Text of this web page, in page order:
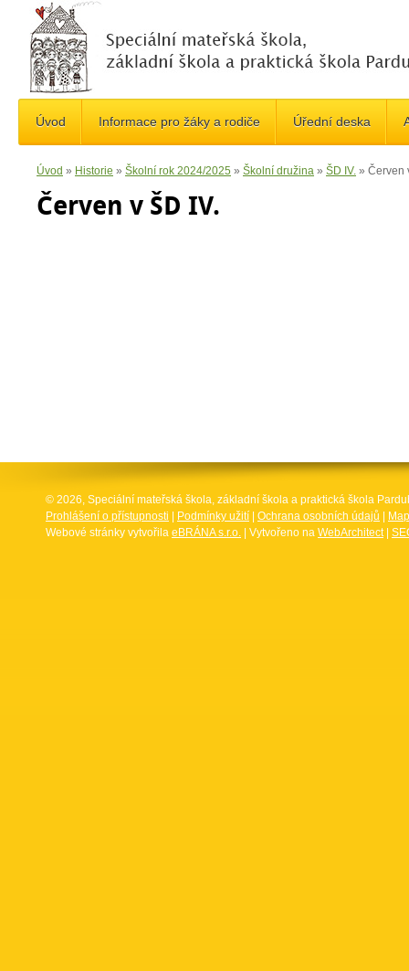
Úvod Informace pro žáky a rodiče Úřední deska
Úvod » Historie » Školní rok 2024/2025 » Školní družina » ŠD IV. » Červen
Červen v ŠD IV.
© 2026, Speciální mateřská škola, základní škola a praktická škola
Prohlášení o přístupnosti
Podmínky užití Ochrana osobních údajů
Webové stránky vytvořila eBRÁNA s.r.o. | Vytvořeno na WebArchitect|